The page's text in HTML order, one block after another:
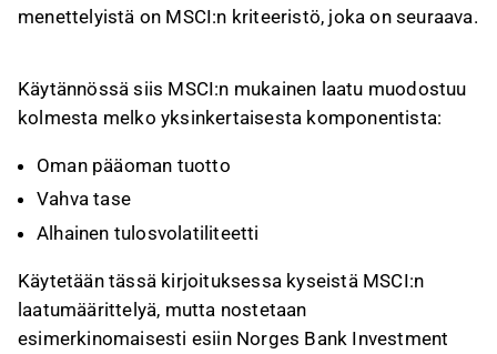
menettelyistä on MSCI:n kriteeristö, joka on seuraava.
Käytännössä siis MSCI:n mukainen laatu muodostuu
kolmesta melko yksinkertaisesta komponentista:
Oman pääoman tuotto
Vahva tase
Alhainen tulosvolatiliteetti
Käytetään tässä kirjoituksessa kyseistä MSCI:n
laatumäärittelyä, mutta nostetaan
esimerkinomaisesti esiin Norges Bank Investment